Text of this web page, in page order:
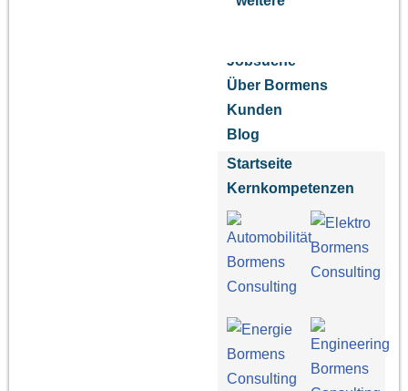
Jobsuche
Über Bormens
Kunden
Blog
Startseite
Kernkompetenzen